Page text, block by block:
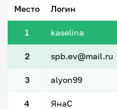
English
Регистрация
Место Логин
1 kaselina
2 spb.ev@mail.ru
3 alyon99
4 ЯнаС